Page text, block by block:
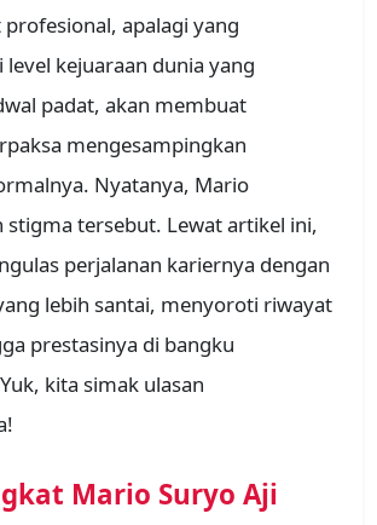
apalagi yang
kejuaraan dunia yang
padat, akan membuat
mengesampingkan
Nyatanya, Mario
stigma tersebut. Lewat artikel ini,
perjalanan kariernya dengan
lebih santai, menyoroti riwayat
prestasinya di bangku
kita simak ulasan
Mario Suryo Aji